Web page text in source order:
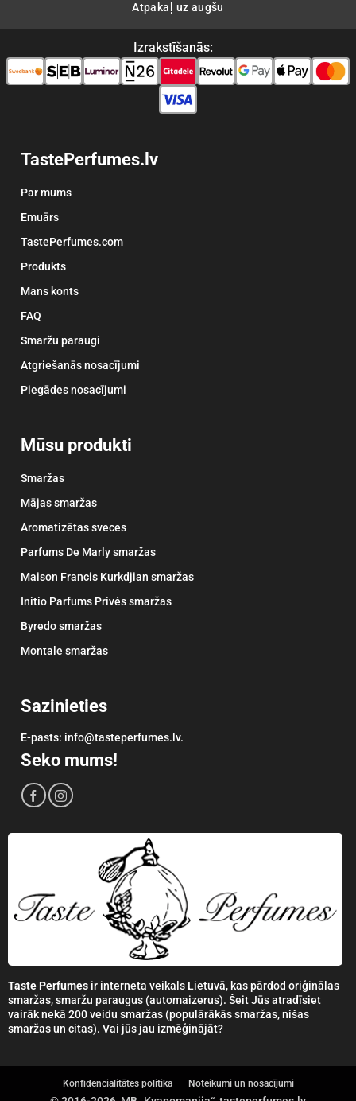
Atpakaļ uz augšu
Izrakstīšanās:
TastePerfumes.lv
Par mums
Emuārs
TastePerfumes.com
Produkts
Mans konts
FAQ
Smaržu paraugi
Atgriešanās nosacījumi
Piegādes nosacījumi
Mūsu produkti
Smaržas
Mājas smaržas
Aromatizētas sveces
Parfums De Marly smaržas
Maison Francis Kurkdjian smaržas
Initio Parfums Privés smaržas
Byredo smaržas
Montale smaržas
Sazinieties
E-pasts: info@tasteperfumes.lv.
Seko mums!
Taste Perfumesir interneta veikals Lietuvā, kas pārdod oriģinālas
smaržas, smaržu paraugus (automaizerus). Šeit Jūs atradīsiet
vairāk nekā 200 veidu smaržas (populārākās smaržas, nišas
smaržas un citas). Vai jūs jau izmēģinājāt?
Konfidencialitātes politika Noteikumi un nosacījumi